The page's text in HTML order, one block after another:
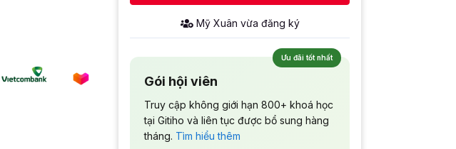
Mỹ Xuân vừa đăng ký
Ưu đãi tốt nhất
Gói hội viên
Truy cập không giới hạn 800+ khoá học
tại Gitiho và liên tục được bổ sung hàng
tháng. Tìm hiểu thêm